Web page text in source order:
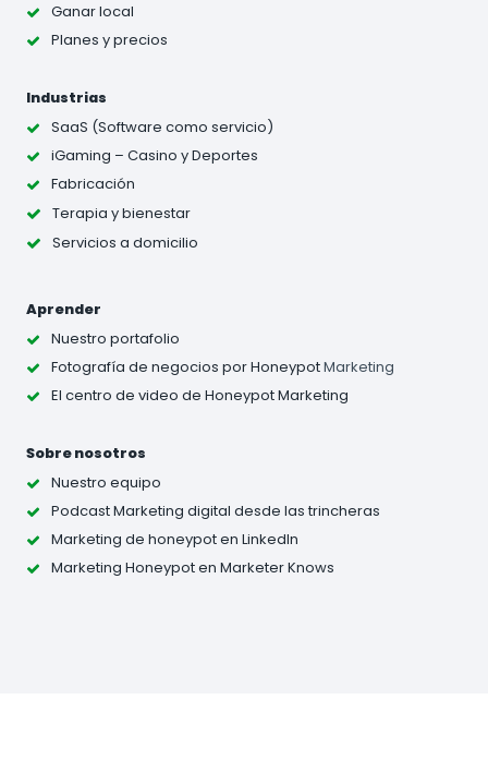
Ganar local
Planes y precios
Industrias
SaaS (Software como servicio)
iGaming – Casino y Deportes
Fabricación
Terapia y bienestar
Servicios a domicilio
Aprender
Nuestro portafolio
Fotografía de negocios por HoneypotMarketing
El centro de video de Honeypot Marketing
Sobre nosotros
Nuestro equipo
Podcast Marketing digital desde las trincheras
Marketing de honeypot en LinkedIn
Marketing Honeypot en Marketer Knows